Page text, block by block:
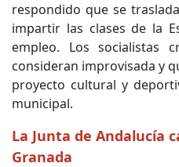
respondido que se
impartir las clases de la
empleo. Los socialistas
consideran improvisada y
proyecto cultural y
municipal.
La Junta de Andalucía
Granada